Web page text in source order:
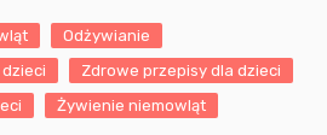
Odżywianie
Zdrowe przepisy dla dzieci
Żywienie niemowląt